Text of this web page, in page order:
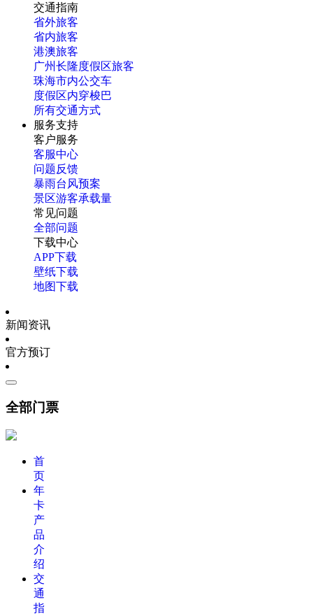
交通指南
省外旅客
省内旅客
港澳旅客
广州长隆度假区旅客
珠海市内公交车
度假区内穿梭巴
所有交通方式
服务支持
客户服务
客服中心
问题反馈
暴雨台风预案
景区游客承载量
常见问题
全部问题
下载中心
APP下载
壁纸下载
地图下载
新闻资讯
官方预订
全部门票
首
页
年
卡
产
品
介
绍
交
通
指